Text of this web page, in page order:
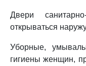
Двери
открываться
Уборные,
гигиены женщин,